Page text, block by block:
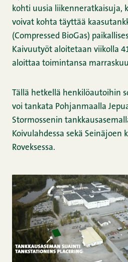
kohti uusia liikenneratkaisuja,
voivat kohta täyttää
(Compressed BioGas)
Kaivuutyöt aloitetaan viikolla
aloittaa toimintansa
Tällä hetkellä henkilöautoihin
voi tankata Pohjanmaalla
Stormossenin
Koivulahdessa sekä Seinäjoen
Roveksessa.